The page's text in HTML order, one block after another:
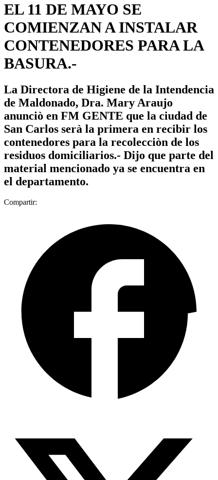
EL 11 DE MAYO SE
COMIENZAN A INSTALAR
CONTENEDORES PARA LA
BASURA.-
La Directora de Higiene de la Intendencia
de Maldonado, Dra. Mary Araujo
anunciò en FM GENTE que la ciudad de
San Carlos serà la primera en recibir los
contenedores para la recolecciòn de los
residuos domiciliarios.- Dijo que parte del
material mencionado ya se encuentra en
el departamento.
Compartir: